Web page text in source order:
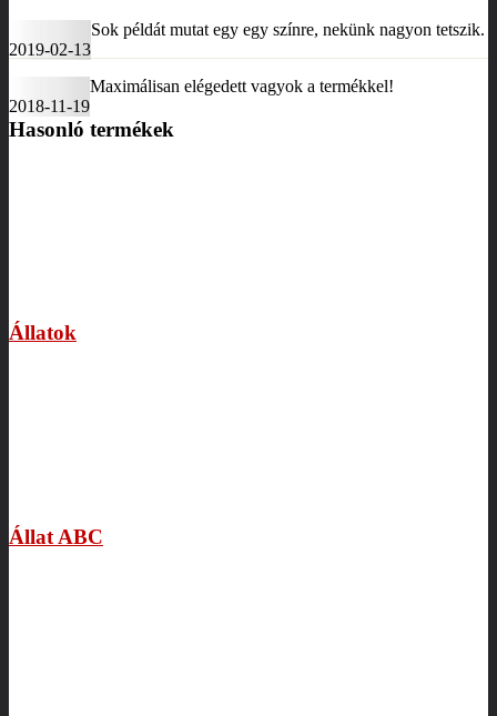
2019-02-13
Sok példát mutat egy egy színre, nekünk nagyon tetszik.
2018-11-19
Maximálisan elégedett vagyok a termékkel!
Hasonló termékek
Állatok
Állat ABC